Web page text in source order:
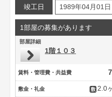
竣工日 1989年04月01日
1部屋の募集があります
部屋詳細
1階１０３
賃料・管理費・共益費
敷金・礼金 2.0